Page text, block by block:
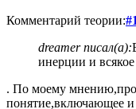
Комментарий теории:
dreamer писал(а):
инерции и
. По моему
понятие,включающее и